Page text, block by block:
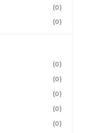
(0)
(0)
(0)
(0)
(0)
(0)
(0)